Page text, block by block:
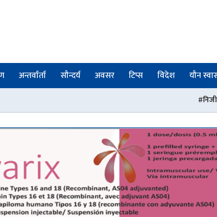
अन्तर्वार्ता सौन्दर्य अवसर टिप्स विदेश यौन
निजी मेडिकल कलेजहरू